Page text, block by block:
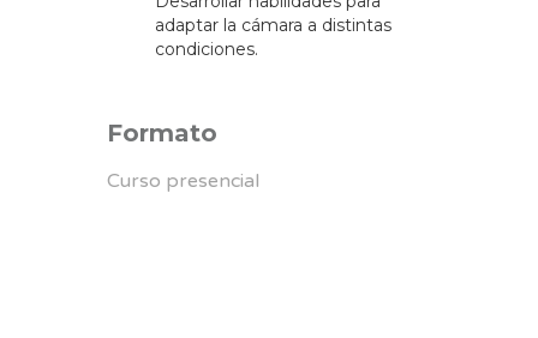
adaptar la cámara a distintas
condiciones.
Formato
Curso presencial